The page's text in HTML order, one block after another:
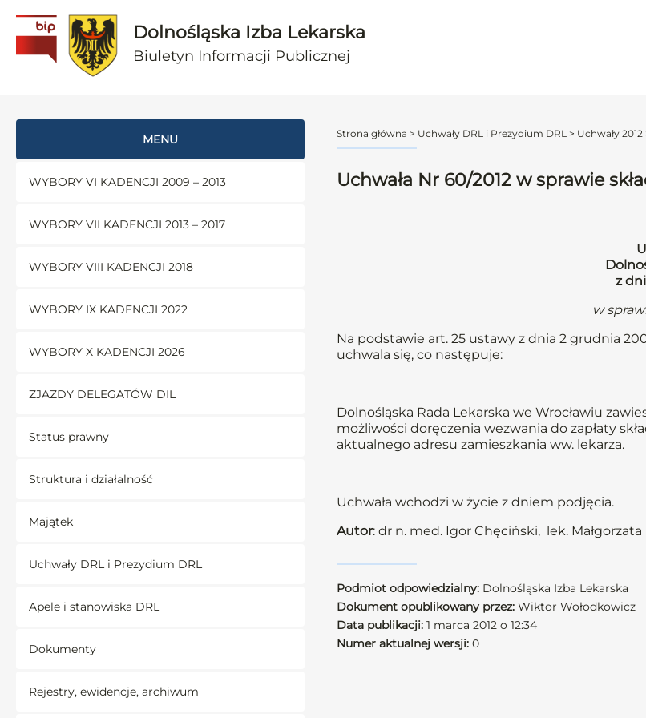
Dolnośląska Izba Lekarska
Biuletyn Informacji Publicznej
MENU
WYBORY VI KADENCJI 2009 – 2013
WYBORY VII KADENCJI 2013 – 2017
WYBORY VIII KADENCJI 2018
WYBORY IX KADENCJI 2022
WYBORY X KADENCJI 2026
ZJAZDY DELEGATÓW DIL
Status prawny
Struktura i działalność
Majątek
Uchwały DRL i Prezydium DRL
Apele i stanowiska DRL
Dokumenty
Rejestry, ewidencje, archiwum
Strona główna > Uchwały DRL i Prezydium DRL > Uchwały 2012
Uchwała Nr 60/2012 w sprawie
z
w
Na podstawie art. 25 ustawy z dnia 2 grudnia
uchwala się, co następuje:
Dolnośląska Rada Lekarska we Wrocławiu
możliwości doręczenia wezwania do zapłaty
aktualnego adresu zamieszkania ww. lekarza.
Uchwała wchodzi w życie z dniem podjęcia.
Autor: dr n. med. Igor Chęciński, lek.
Podmiot odpowiedzialny: Dolnośląska Izba Lekarska
Dokument opublikowany przez: Wiktor Wołodkowicz
Data publikacji: 1 marca 2012 o 12:34
Numer aktualnej wersji: 0